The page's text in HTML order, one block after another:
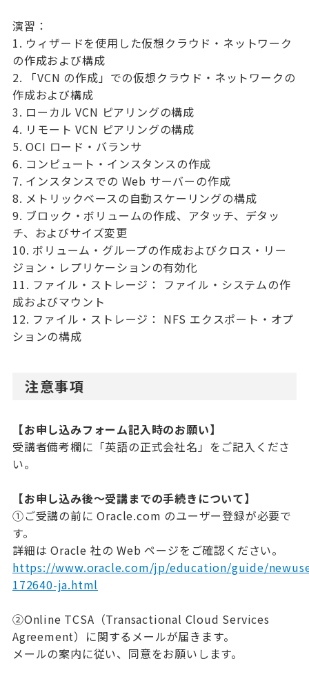
演習：
1. ウィザードを使用した仮想クラウド・ネットワーク
の作成および構成
2. 「VCN の作成」での仮想クラウド・ネットワークの
作成および構成
3. ローカル VCN ピアリングの構成
4. リモート VCN ピアリングの構成
5. OCI ロード・バランサ
6. コンピュート・インスタンスの作成
7. インスタンスでの Web サーバーの作成
8. メトリックベースの自動スケーリングの構成
9. ブロック・ボリュームの作成、アタッチ、デタッ
チ、およびサイズ変更
10. ボリューム・グループの作成およびクロス・リー
ジョン・レプリケーションの有効化
11. ファイル・ストレージ： ファイル・システムの作
成およびマウント
12. ファイル・ストレージ： NFS エクスポート・オプ
ションの構成
注意事項
【お申し込みフォーム記入時のお願い】
受講者備考欄に「英語の正式会社名」をご記入くださ
い。
【お申し込み後～受講までの手続きについて】
①ご受講の前に Oracle.com のユーザー登録が必要で
す。
詳細は Oracle 社の Web ページをご確認ください。
https://www.oracle.com/jp/education/guide/
172640-ja.html
②Online TCSA（Transactional Cloud Services
Agreement）に関するメールが届きます。
メールの案内に従い、同意をお願いします。